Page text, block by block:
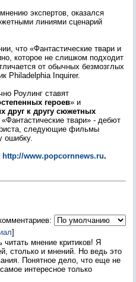
экспертов, оказался
линиями сценарий
что «Фантастические твари и
которое не слишком подходит
от обычных безмозглых
Philadelphia Inquirer.
Роулинг ставят
героев» и
друг к другу сюжетных
твари» - дебют
следующие фильмы
ошибку.
http://www.popcornnews.ru.
]
мнение критиков! Я
столько и мнений. Но ведь это
Понятное дело, что еще не
интересное только